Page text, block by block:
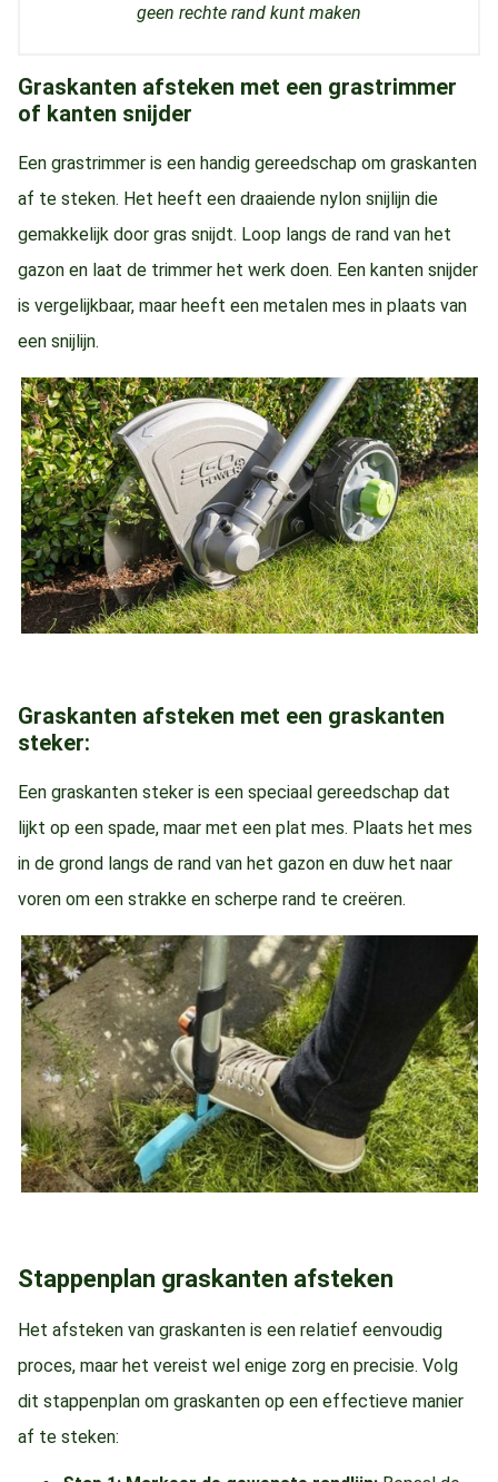
geen rechte rand kunt maken
Graskanten afsteken met een grastrimmer
of kanten snijder
Een grastrimmer is een handig gereedschap om graskanten
af te steken. Het heeft een draaiende nylon snijlijn die
gemakkelijk door gras snijdt. Loop langs de rand van het
gazon en laat de trimmer het werk doen. Een kanten snijder
is vergelijkbaar, maar heeft een metalen mes in plaats van
een snijlijn.
Graskanten afsteken met een graskanten
steker:
Een graskanten steker is een speciaal gereedschap dat
lijkt op een spade, maar met een plat mes. Plaats het mes
in de grond langs de rand van het gazon en duw het naar
voren om een strakke en scherpe rand te creëren.
Stappenplan graskanten afsteken
Het afsteken van graskanten is een relatief eenvoudig
proces, maar het vereist wel enige zorg en precisie. Volg
dit stappenplan om graskanten op een effectieve manier
af te steken: